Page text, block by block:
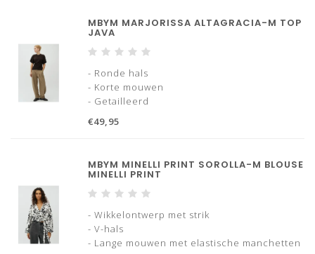
MBYM MARJORISSA ALTAGRACIA-M TOP
JAVA
- Ronde hals
- Korte mouwen
- Getailleerd
€49,95
MBYM MINELLI PRINT SOROLLA-M BLOUSE
MINELLI PRINT
- Wikkelontwerp met strik
- V-hals
- Lange mouwen met elastische manchetten